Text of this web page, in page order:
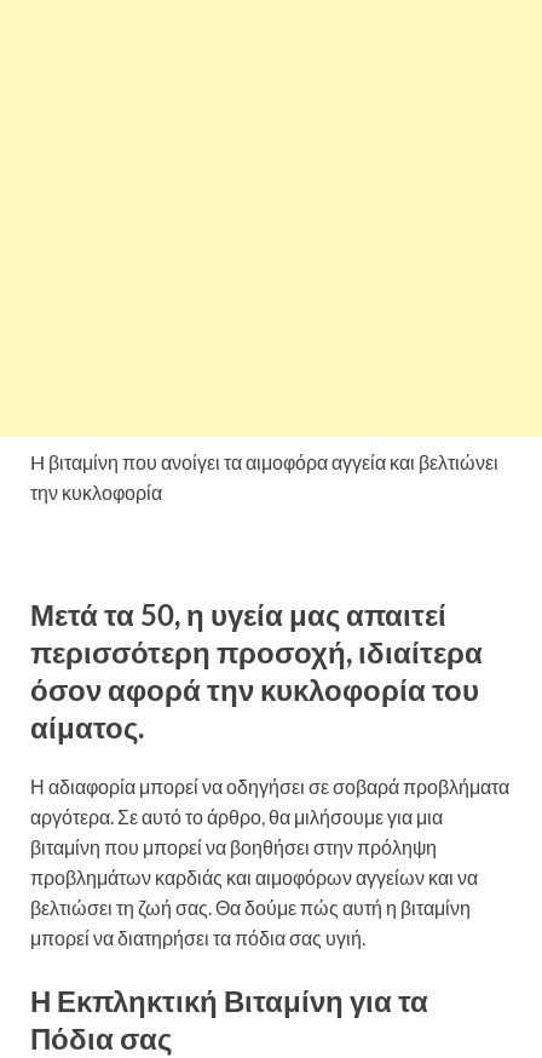
H βιταμίνη που ανοίγει τα αιμοφόρα αγγεία και βελτιώνει
την κυκλοφορία
Μετά τα 50, η υγεία μας απαιτεί
περισσότερη προσοχή, ιδιαίτερα
όσον αφορά την κυκλοφορία του
αίματος.
Η αδιαφορία μπορεί να οδηγήσει σε σοβαρά προβλήματα
αργότερα. Σε αυτό το άρθρο, θα μιλήσουμε για μια
βιταμίνη που μπορεί να βοηθήσει στην πρόληψη
προβλημάτων καρδιάς και αιμοφόρων αγγείων και να
βελτιώσει τη ζωή σας. Θα δούμε πώς αυτή η βιταμίνη
μπορεί να διατηρήσει τα πόδια σας υγιή.
Η Εκπληκτική Βιταμίνη για τα
Πόδια σας